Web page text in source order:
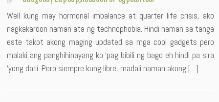
Well kung may hormonal imbalance at quarter life crisis, ako
nagkakaroon naman ata ng technophobia. Hindi naman sa tanga
este takot akong maging updated sa mga cool gadgets pero
malaki ang panghihinayang ko ‘pag bibili ng bago eh hindi pa sira
‘yong dati. Pero siempre kung libre, madali naman akong […]